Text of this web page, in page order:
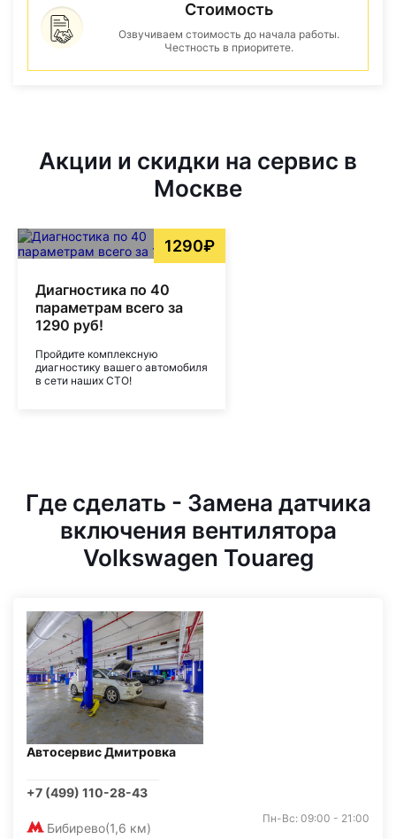
Стоимость
Озвучиваем стоимость до начала работы.
Честность в приоритете.
Акции и скидки на сервис в
Москве
1290₽
Диагностика по 40
параметрам всего за
1290 руб!
Пройдите комплексную
диагностику вашего автомобиля
в сети наших СТО!
Где сделать - Замена датчика
включения вентилятора
Volkswagen Touareg
Автосервис Дмитровка
+7 (499) 110-28-43
Бибирево(1,6 км)
Пн-Вс: 09:00 - 21:00